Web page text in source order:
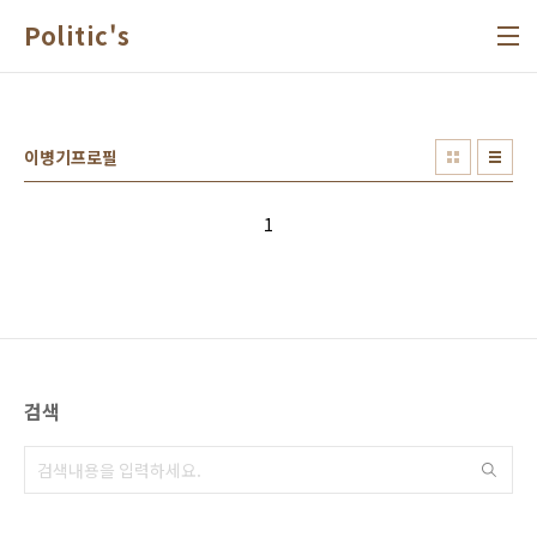
Politic's
이병기프로필
1
검색